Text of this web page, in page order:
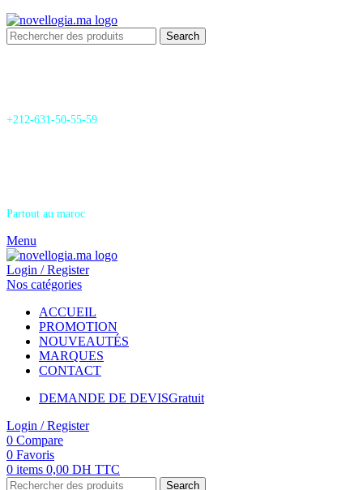
Search
+212-631-50-55-59
Partout au maroc
Menu
Login / Register
Nos catégories
ACCUEIL
PROMOTION
NOUVEAUTÉS
MARQUES
CONTACT
DEMANDE DE DEVISGratuit
Login / Register
0 Compare
0 Favoris
0 items 0,00 DH TTC
Search